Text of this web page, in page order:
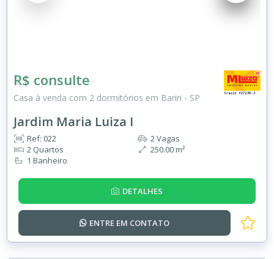
R$ consulte
Casa à venda com 2 dormitórios em Bariri - SP
Jardim Maria Luiza I
Ref: 022
2 Quartos
1 Banheiro
2 Vagas
250.00 m²
DETALHES
ENTRE EM CONTATO